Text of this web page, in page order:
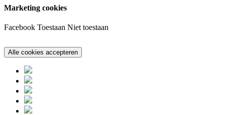
Marketing cookies
Facebook Toestaan Niet toestaan